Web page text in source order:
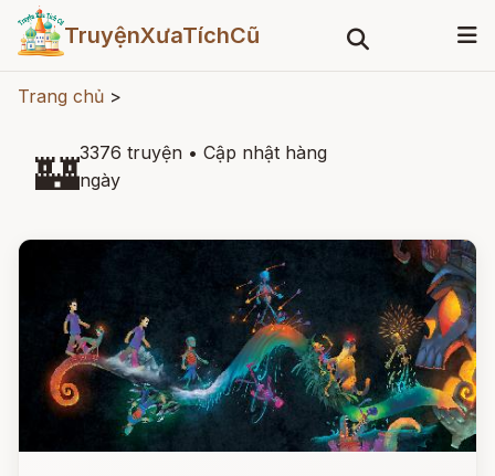
TruyệnXưaTíchCũ
Trang chủ >
🏰3376 truyện • Cập nhật hàng
ngày